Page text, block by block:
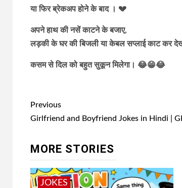
या फिर ब्रेकअप होने के बाद । 💔
अपने हाथ की नसें काटने के बजाए,
लड़की के घर की बिजली या केबल सप्लाई काट कर
कसम से दिल को बहुत सुकून मिलेगा। 😂😁😂
Post
navigation
Previous
Girlfriend and Boyfriend Jokes in Hindi |
MORE STORIES
JOKES